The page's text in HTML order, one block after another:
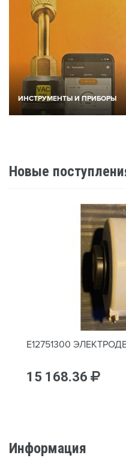
ИНСТРУМЕНТЫ И ПРИБОРЫ
Новые
E12751300
15 168.36
Информация